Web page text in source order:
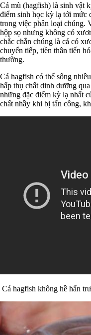
Cá mù (hagfish) là sinh vật
điểm sinh học kỳ lạ tới mức
trong việc phân loại chúng.
hộp sọ nhưng không có
chắc chắn chúng là cá có
chuyển tiếp, tiền thân tiến
thường.
Cá hagfish có thể sống
hấp thụ chất dinh dưỡng
những đặc điểm kỳ lạ nhất
chất nhầy khi bị tấn công,
Cá hagfish không hề hấn